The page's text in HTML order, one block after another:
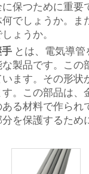
保つために重要
でしょうか。ま
ょうか。
とは、電気導管
製品です。この
ます。その形状
。この部品は、
る材料で作られ
を保護するため